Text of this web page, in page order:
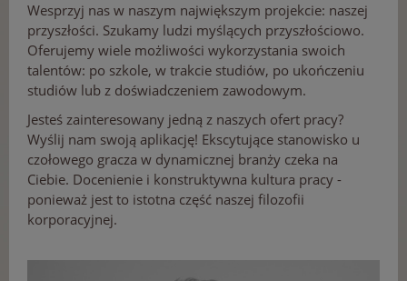
Wesprzyj nas w naszym największym projekcie: naszej
przyszłości. Szukamy ludzi myślących przyszłościowo.
Oferujemy wiele możliwości wykorzystania swoich
talentów: po szkole, w trakcie studiów, po ukończeniu
studiów lub z doświadczeniem zawodowym.
Jesteś zainteresowany jedną z naszych ofert pracy?
Wyślij nam swoją aplikację! Ekscytujące stanowisko u
czołowego gracza w dynamicznej branży czeka na
Ciebie. Docenienie i konstruktywna kultura pracy -
ponieważ jest to istotna część naszej filozofii
korporacyjnej.